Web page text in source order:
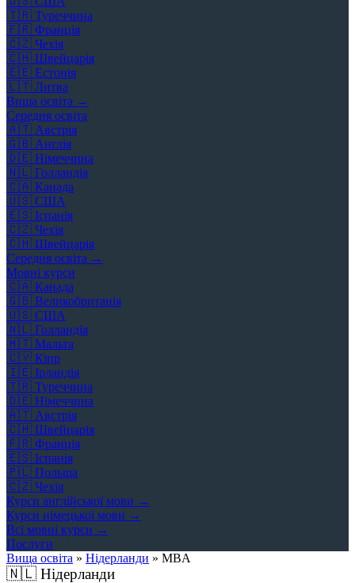
🇹🇷 Туреччина
🇫🇷 Франція
🇨🇿 Чехія
🇨🇭 Швейцарія
🇪🇪 Естонія
🇱🇹 Литва
Вища освіта →
Середня освіта
🇦🇹 Австрія
🇬🇧 Англія
🇩🇪 Німеччина
🇳🇱 Голландія
🇨🇦 Канада
🇺🇸 США
🇪🇸 Іспанія
🇨🇿 Чехія
🇨🇭 Швейцарія
Середня освіта →
Мовні курси
🇨🇦 Канада
🇬🇧 Великобританія
🇺🇸 США
🇳🇱 Голландія
🇲🇹 Мальта
🇨🇾 Кіпр
🇮🇪 Ірландія
🇹🇷 Туреччина
🇩🇪 Німеччина
🇦🇹 Австрія
🇨🇭 Швейцарія
🇫🇷 Франція
🇪🇸 Іспанія
🇵🇱 Польща
🇨🇿 Чехія
Курси англійської мови →
Курси німецької мови →
Всі мовні курси →
Послуги
Вища освіта » Нідерланди » MBA
🇳🇱Нідерланди